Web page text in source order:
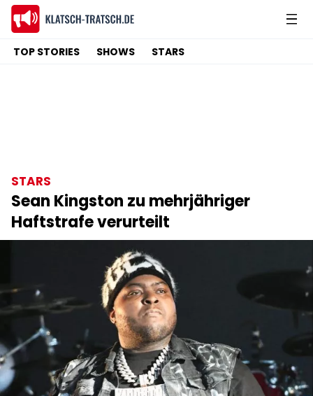
TOP STORIES SHOWS STARS
STARS
Sean Kingston zu mehrjähriger
Haftstrafe verurteilt